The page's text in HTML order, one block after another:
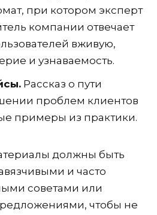
при котором эксперт
компании отвечает
вживую,
и узнаваемость.
Рассказ о пути
проблем клиентов
примеры из практики.
должны быть
и часто
советами или
чтобы не